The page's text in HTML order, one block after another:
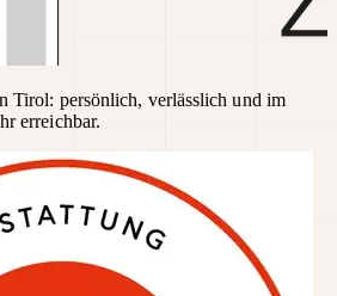
Tirol: persönlich, verlässlich und im
erreichbar.